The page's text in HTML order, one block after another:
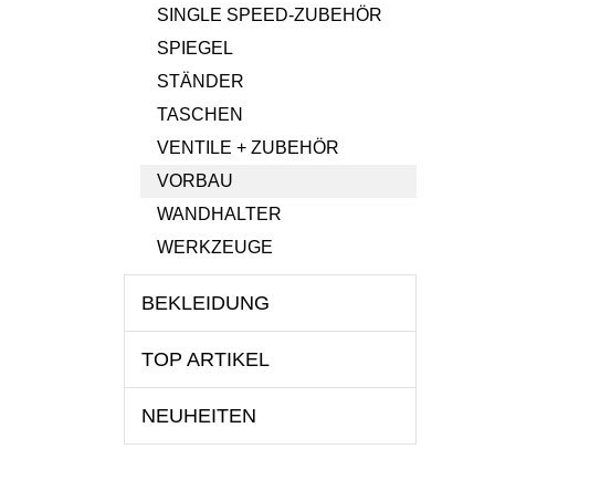
SINGLE SPEED-ZUBEHÖR
SPIEGEL
STÄNDER
TASCHEN
VENTILE + ZUBEHÖR
VORBAU
WANDHALTER
WERKZEUGE
BEKLEIDUNG
TOP ARTIKEL
NEUHEITEN